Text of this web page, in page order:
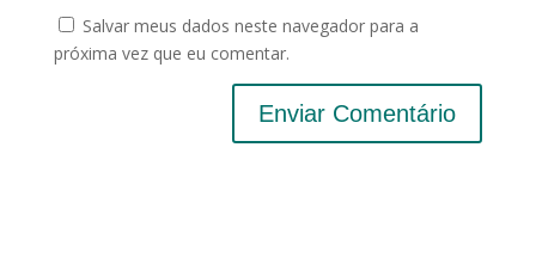
Salvar meus dados neste navegador para a
próxima vez que eu comentar.